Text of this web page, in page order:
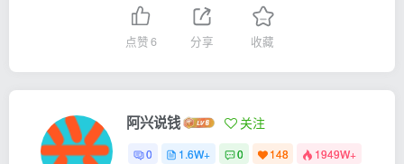
点赞6 分享 收藏
阿兴说钱 关注
0 1.6W+ 0 148 1949W+